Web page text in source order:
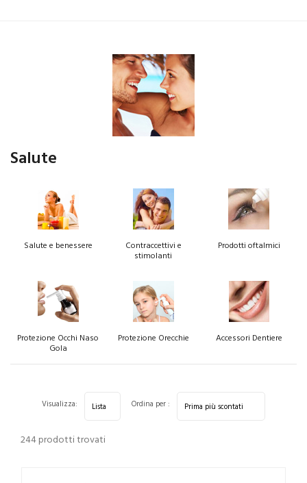
Salute
Salute e benessere
Contraccettivi e
stimolanti
Prodotti oftalmici
Protezione Occhi Naso
Gola
Protezione Orecchie Accessori Dentiere
244 prodotti trovati
Visualizza: Ordina per :